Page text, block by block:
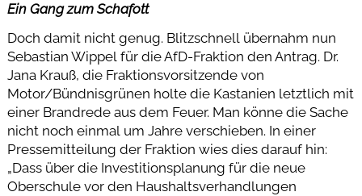
Ein Gang zum Schafott
Doch damit nicht genug. Blitzschnell übernahm nun
Sebastian Wippel für die AfD-Fraktion den Antrag. Dr.
Jana Krauß, die Fraktionsvorsitzende von
Motor/Bündnisgrünen holte die Kastanien letztlich mit
einer Brandrede aus dem Feuer. Man könne die Sache
nicht noch einmal um Jahre verschieben. In einer
Pressemitteilung der Fraktion wies dies darauf hin:
„Dass über die Investitionsplanung für die neue
Oberschule vor den Haushaltsverhandlungen